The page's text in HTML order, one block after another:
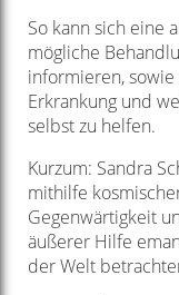
So kann sich eine
mögliche
informieren,
Erkrankung und
selbst zu helfen.
Kurzum: Sandra
mithilfe
Gegenwärtigkeit
äußerer Hilfe
der Welt